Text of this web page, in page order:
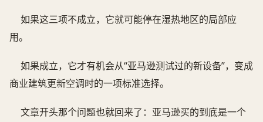
如果这三项不成立，它就可能停在湿热地区的局部应
用。
如果成立，它才有机会从“亚马逊测试过的新设备”，变成
商业建筑更新空调时的一项标准选择。
文章开头那个问题也就回来了：亚马逊买的到底是一个